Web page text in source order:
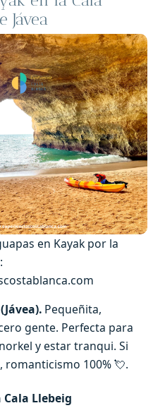
Jávea
en Kayak por la
Pequeñita,
gente. Perfecta para
y estar tranqui. Si
romanticismo 100% 💘.
Llebeig